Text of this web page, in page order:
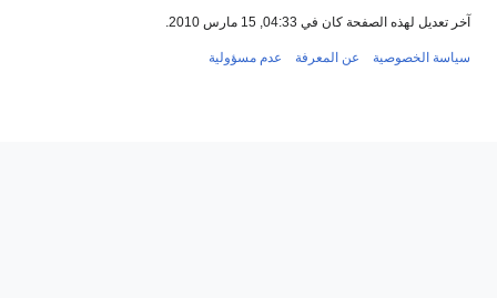
آخر تعديل لهذه الصفحة كان في 04:33, 15 مارس 2010.
سياسة الخصوصية عن المعرفة عدم مسؤولية